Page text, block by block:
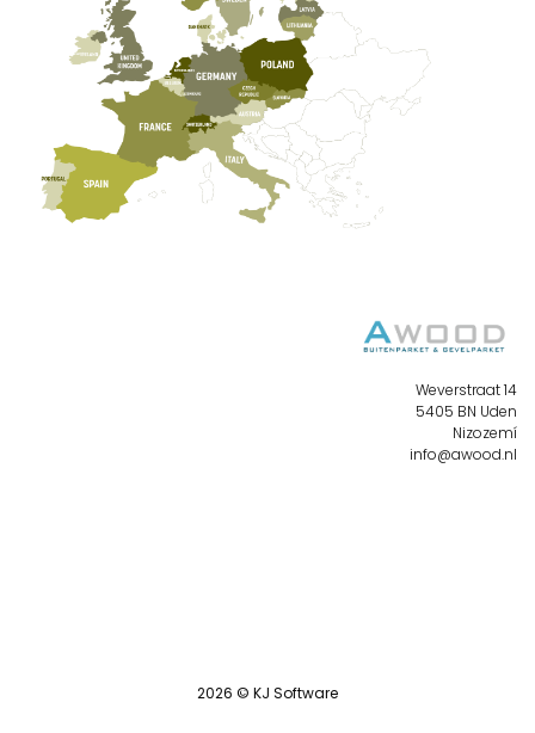
Weverstraat 14
5405 BN Uden
Nizozemí
info@awood.nl
2026 © KJ Software